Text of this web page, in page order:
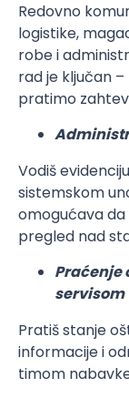
Redovno
logistike,
robe i
rad je ključan
pratimo
Vodiš
sistemskom
omogućava da
pregled nad
Praćenje
servisom
Pratiš stanje
informacije i
timom